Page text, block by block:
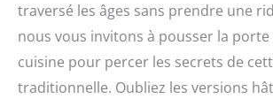
traversé les âges sans prendre une
nous vous invitons à pousser la
cuisine pour percer les secrets de
traditionnelle. Oubliez les versions